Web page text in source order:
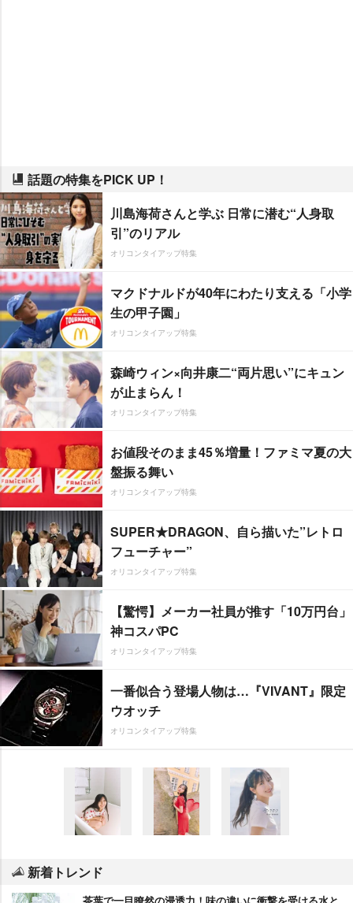
話題の特集をPICK UP！
川島海荷さんと学ぶ 日常に潜む“人身取
引”のリアル
オリコンタイアップ特集
マクドナルドが40年にわたり支える「小学
生の甲子園」
オリコンタイアップ特集
森崎ウィン×向井康二“両片思い”にキュン
が止まらん！
オリコンタイアップ特集
お値段そのまま45％増量！ファミマ夏の大
盤振る舞い
オリコンタイアップ特集
SUPER★DRAGON、自ら描いた”レトロ
フューチャー”
オリコンタイアップ特集
【驚愕】メーカー社員が推す「10万円台」
神コスパPC
オリコンタイアップ特集
一番似合う登場人物は…『VIVANT』限定
ウオッチ
オリコンタイアップ特集
新着トレンド